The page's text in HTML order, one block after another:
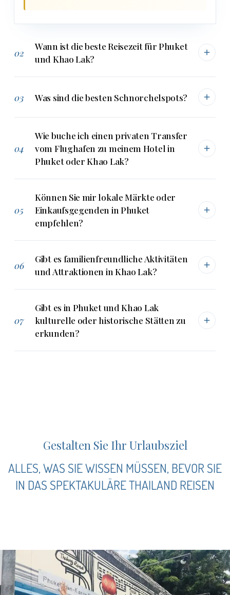
02
Wann ist die beste Reisezeit für Phuket
und Khao Lak?
03 Was sind die besten Schnorchelspots?
04
Wie buche ich einen privaten Transfer
vom Flughafen zu meinem Hotel in
Phuket oder Khao Lak?
05
Können Sie mir lokale Märkte oder
Einkaufsgegenden in Phuket
empfehlen?
06
Gibt es familienfreundliche Aktivitäten
und Attraktionen in Khao Lak?
07
Gibt es in Phuket und Khao Lak
kulturelle oder historische Stätten zu
erkunden?
Gestalten Sie Ihr Urlaubsziel
ALLES, WAS SIE WISSEN MÜSSEN, BEVOR SIE
IN DAS SPEKTAKULÄRE THAILAND REISEN